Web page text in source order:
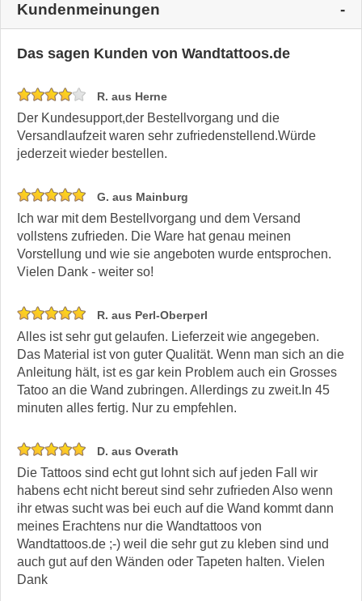
Kundenmeinungen
Das sagen Kunden von Wandtattoos.de
R. aus Herne
Der Kundesupport,der Bestellvorgang und die
Versandlaufzeit waren sehr zufriedenstellend.Würde
jederzeit wieder bestellen.
G. aus Mainburg
Ich war mit dem Bestellvorgang und dem Versand
vollstens zufrieden. Die Ware hat genau meinen
Vorstellung und wie sie angeboten wurde entsprochen.
Vielen Dank - weiter so!
R. aus Perl-Oberperl
Alles ist sehr gut gelaufen. Lieferzeit wie angegeben.
Das Material ist von guter Qualität. Wenn man sich an die
Anleitung hält, ist es gar kein Problem auch ein Grosses
Tatoo an die Wand zubringen. Allerdings zu zweit.In 45
minuten alles fertig. Nur zu empfehlen.
D. aus Overath
Die Tattoos sind echt gut lohnt sich auf jeden Fall wir
habens echt nicht bereut sind sehr zufrieden Also wenn
ihr etwas sucht was bei euch auf die Wand kommt dann
meines Erachtens nur die Wandtattoos von
Wandtattoos.de ;-) weil die sehr gut zu kleben sind und
auch gut auf den Wänden oder Tapeten halten. Vielen
Dank